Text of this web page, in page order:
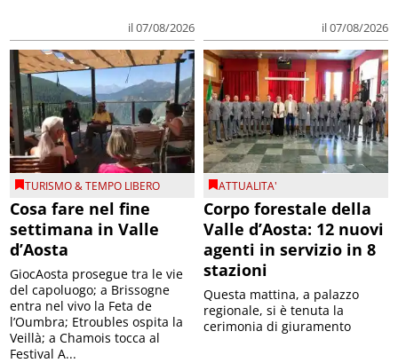
il 07/08/2026 il 07/08/2026
TURISMO & TEMPO LIBERO
Cosa fare nel fine
settimana in Valle
d’Aosta
GiocAosta prosegue tra le vie
del capoluogo; a Brissogne
entra nel vivo la Feta de
l’Oumbra; Etroubles ospita la
Veillà; a Chamois tocca al
Festival A...
ATTUALITA'
Corpo forestale della
Valle d’Aosta: 12 nuovi
agenti in servizio in 8
stazioni
Questa mattina, a palazzo
regionale, si è tenuta la
cerimonia di giuramento